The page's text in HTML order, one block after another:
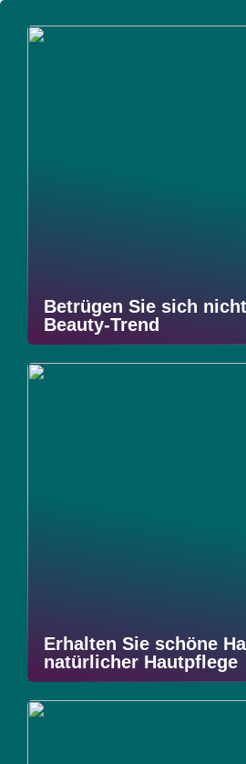
Betrügen Sie sich
Beauty-Trend
Erhalten Sie schöne
natürlicher Hautpflege